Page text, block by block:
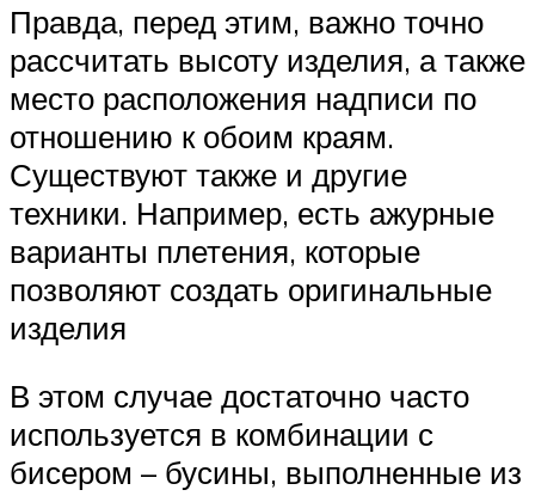
Правда, перед этим, важно точно
рассчитать высоту изделия, а также
место расположения надписи по
отношению к обоим краям.
Существуют также и другие
техники. Например, есть ажурные
варианты плетения, которые
позволяют создать оригинальные
изделия
В этом случае достаточно часто
используется в комбинации с
бисером – бусины, выполненные из